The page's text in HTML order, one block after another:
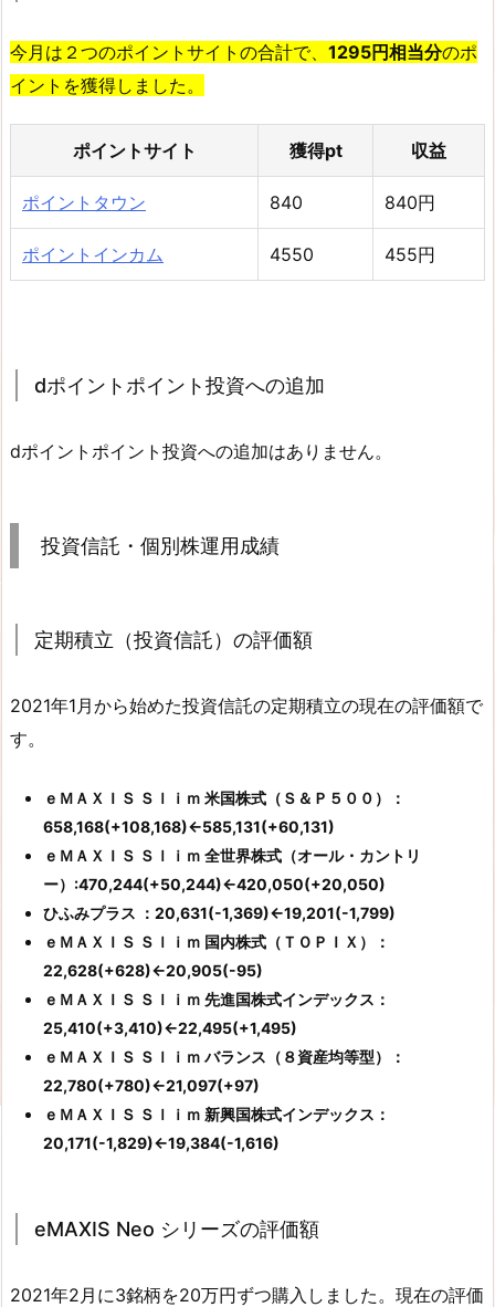
今月は２つのポイントサイトの合計で、 1295円相当分のポ
イントを獲得しました。
ポイントサイト 獲得pt 収益
ポイントタウン 840 840円
ポイントインカム 4550 455円
dポイントポイント投資への追加
dポイントポイント投資への追加はありません。
投資信託・個別株運用成績
定期積立（投資信託）の評価額
2021年1月から始めた投資信託の定期積立の現在の評価額で
す。
ｅＭＡＸＩＳ Ｓｌｉｍ 米国株式（Ｓ＆Ｐ５００）：
658,168(+108,168)←585,131(+60,131)
ｅＭＡＸＩＳ Ｓｌｉｍ 全世界株式（オール・カントリ
ー）:470,244(+50,244)←420,050(+20,050)
ひふみプラス ：20,631(-1,369)←19,201(-1,799)
ｅＭＡＸＩＳ Ｓｌｉｍ 国内株式（ＴＯＰＩＸ）：
22,628(+628)←20,905(-95)
ｅＭＡＸＩＳ Ｓｌｉｍ 先進国株式インデックス：
25,410(+3,410)←22,495(+1,495)
ｅＭＡＸＩＳ Ｓｌｉｍ バランス（８資産均等型）：
22,780(+780)←21,097(+97)
ｅＭＡＸＩＳ Ｓｌｉｍ 新興国株式インデックス：
20,171(-1,829)←19,384(-1,616)
eMAXIS Neo シリーズの評価額
2021年2月に3銘柄を20万円ずつ購入しました。現在の評価